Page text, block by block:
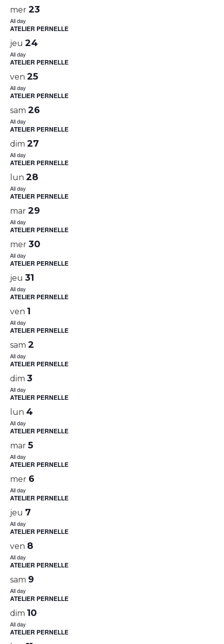
mer 23
All day
ATELIER PERNELLE
jeu 24
All day
ATELIER PERNELLE
ven 25
All day
ATELIER PERNELLE
sam 26
All day
ATELIER PERNELLE
dim 27
All day
ATELIER PERNELLE
lun 28
All day
ATELIER PERNELLE
mar 29
All day
ATELIER PERNELLE
mer 30
All day
ATELIER PERNELLE
jeu 31
All day
ATELIER PERNELLE
ven 1
All day
ATELIER PERNELLE
sam 2
All day
ATELIER PERNELLE
dim 3
All day
ATELIER PERNELLE
lun 4
All day
ATELIER PERNELLE
mar 5
All day
ATELIER PERNELLE
mer 6
All day
ATELIER PERNELLE
jeu 7
All day
ATELIER PERNELLE
ven 8
All day
ATELIER PERNELLE
sam 9
All day
ATELIER PERNELLE
dim 10
All day
ATELIER PERNELLE